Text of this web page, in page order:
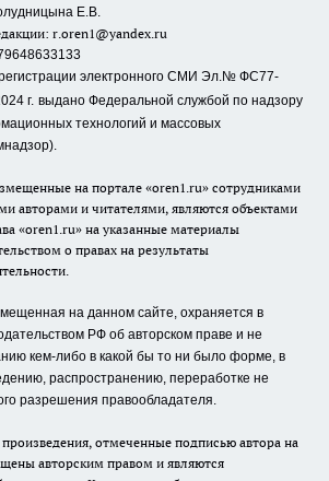
Е.В.
r.oren1@yandex.ru
регистрации электронного СМИ Эл.№ ФС77-
г. выдано Федеральной службой по надзору
технологий и массовых
на портале «oren1.ru» сотрудниками
авторами и читателями, являются объектами
«oren1.ru» на указанные материалы
о правах на результаты
на данном сайте, охраняется в
РФ об авторском праве и не
кем-либо в какой бы то ни было форме, в
распространению, переработке не
разрешения правообладателя.
отмеченные подписью автора на
авторским правом и являются